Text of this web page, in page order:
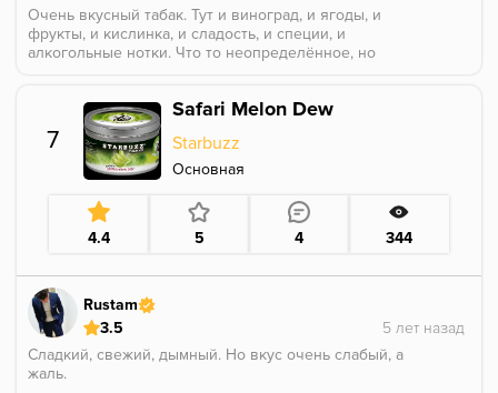
Очень вкусный табак. Тут и виноград, и ягоды, и
фрукты, и кислинка, и сладость, и специи, и
алкогольные нотки. Что то неопределённое, но
7
Safari Melon Dew
Starbuzz
Основная
4.4 5 4 344
Rustam
3.5
Сладкий, свежий, дымный. Но вкус очень слабый, а
жаль.